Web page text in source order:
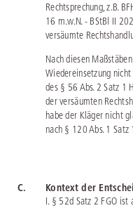
Rechtsprechung, z.B.
16 m.w.N. - BStBl II
versäumte
Nach diesen
Wiedereinsetzung
des § 56 Abs. 2 Satz 1
der versäumten
habe der Kläger nicht
nach § 120 Abs. 1 Satz
C. Kontext der
I. § 52d Satz 2 FGO ist